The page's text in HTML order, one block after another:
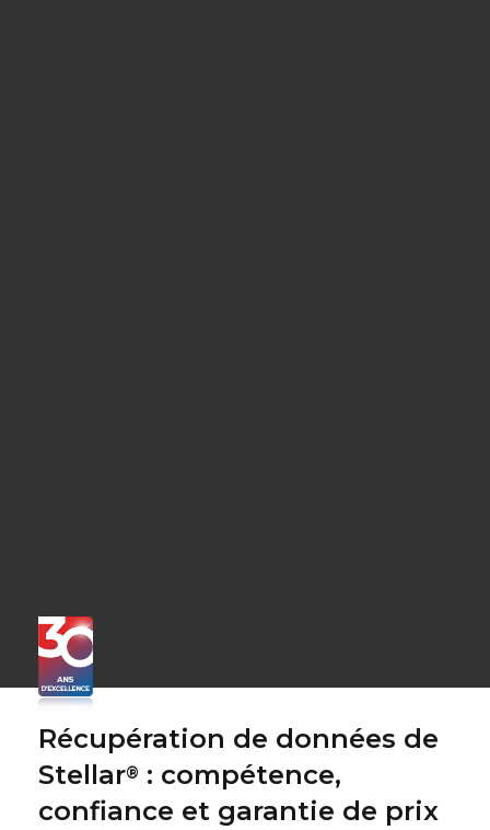
Récupération de données de
Stellar® : compétence,
confiance et garantie de prix